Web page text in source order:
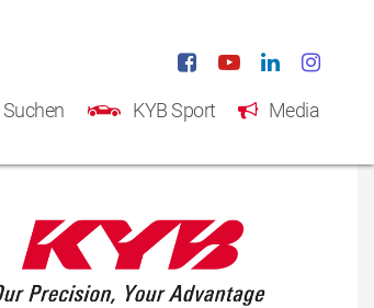
Suchen KYB Sport Media